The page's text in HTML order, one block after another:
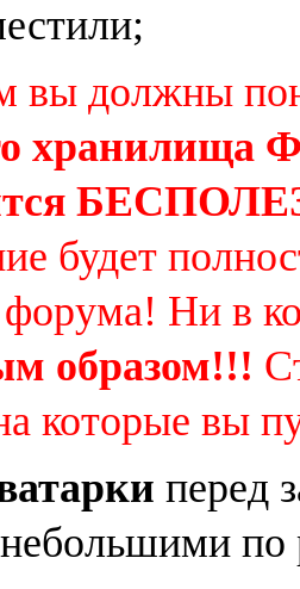
вы должны
будет
форума! Ни в
образом!!!
которые вы
перед
по